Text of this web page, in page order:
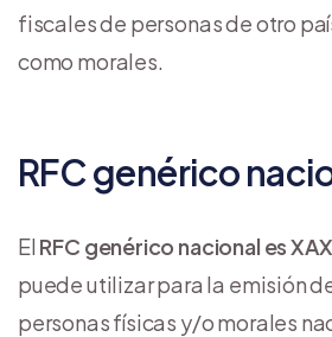
fiscales de personas de otro
como morales.
RFC genérico
El RFC genérico nacional es
puede utilizar para la emisión
personas físicas y/o morales